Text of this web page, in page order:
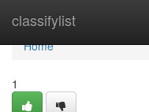
classifylist
Home
Home
1